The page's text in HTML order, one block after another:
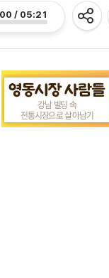
/ 05:21